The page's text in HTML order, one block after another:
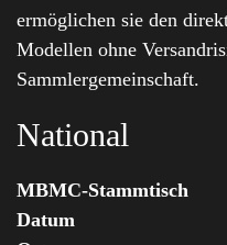
ermöglichen sie den
Modellen ohne
Sammlergemeinschaft.
National
MBMC-Stammtisch
Datum